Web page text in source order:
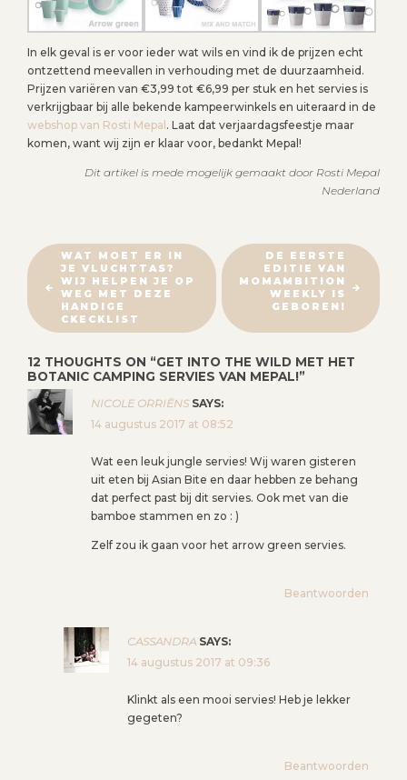
In elk geval is er voor ieder wat wils en vind ik de prijzen echt
ontzettend meevallen in verhouding met de duurzaamheid.
Prijzen variëren van €3,99 tot €6,99 per stuk en het servies is
verkrijgbaar bij alle bekende kampeerwinkels en uiteraard in de
webshop van Rosti Mepal . Laat dat verjaardagsfeestje maar
komen, want wij zijn er klaar voor, bedankt Mepal!
Dit artikel is mede mogelijk gemaakt door Rosti Mepal
Nederland
B
E
R
I
H
T
N
A
WAT MOET ER IN
JE VLUCHTTAS?
WIJ HELPEN JE OP
WEG MET DEZE
HANDIGE
CKECKLIST
DE EERSTE
EDITIE VAN
MOMAMBITION
WEEKLY IS
GEBOREN!
12 THOUGHTS ON “GET INTO THE WILD MET HET
BOTANIC CAMPING SERVIES VAN MEPAL!”
NICOLE ORRIËNS SAYS:
14 augustus 2017 at 08:52
Wat een leuk jungle servies! Wij waren gisteren
uit eten bij Asian Bite en daar hebben ze behang
dat perfect past bij dit servies. Ook met van die
bamboe stammen en zo : )
Zelf zou ik gaan voor het arrow green servies.
Beantwoorden
CASSANDRA SAYS:
14 augustus 2017 at 09:36
Klinkt als een mooi servies! Heb je lekker
gegeten?
Beantwoorden